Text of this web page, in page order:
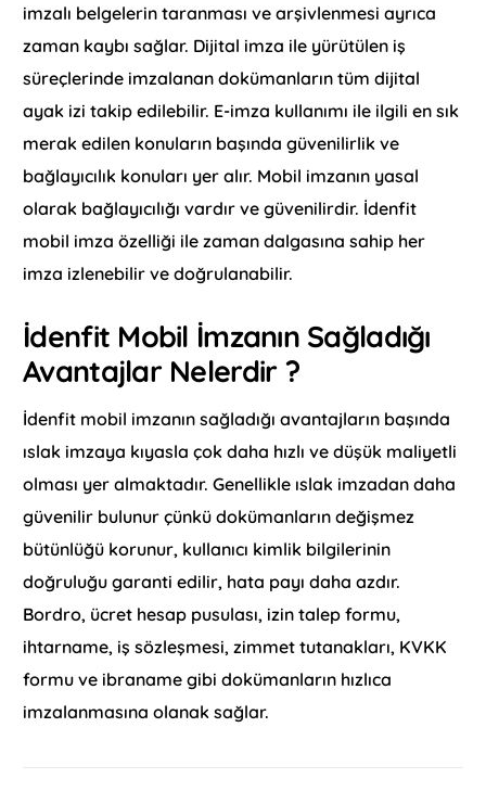
imzalı belgelerin taranması ve arşivlenmesi ayrıca
zaman kaybı sağlar. Dijital imza ile yürütülen iş
süreçlerinde imzalanan dokümanların tüm dijital
ayak izi takip edilebilir. E-imza kullanımı ile ilgili en sık
merak edilen konuların başında güvenilirlik ve
bağlayıcılık konuları yer alır. Mobil imzanın yasal
olarak bağlayıcılığı vardır ve güvenilirdir. İdenfit
mobil imza özelliği ile zaman dalgasına sahip her
imza izlenebilir ve doğrulanabilir.
İdenfit Mobil İmzanın Sağladığı
Avantajlar Nelerdir ?
İdenfit mobil imzanın sağladığı avantajların başında
ıslak imzaya kıyasla çok daha hızlı ve düşük maliyetli
olması yer almaktadır. Genellikle ıslak imzadan daha
güvenilir bulunur çünkü dokümanların değişmez
bütünlüğü korunur, kullanıcı kimlik bilgilerinin
doğruluğu garanti edilir, hata payı daha azdır.
Bordro, ücret hesap pusulası, izin talep formu,
ihtarname, iş sözleşmesi, zimmet tutanakları, KVKK
formu ve ibraname gibi dokümanların hızlıca
imzalanmasına olanak sağlar.